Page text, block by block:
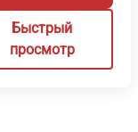
Быстрый
просмотр